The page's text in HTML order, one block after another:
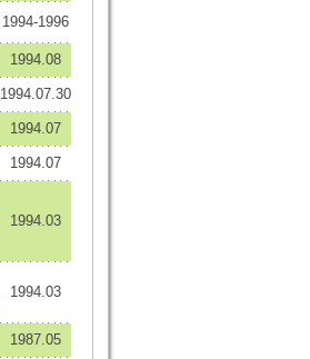
1994-1996
1994.08
1994.07.30
1994.07
1994.07
1994.03
1994.03
1987.05